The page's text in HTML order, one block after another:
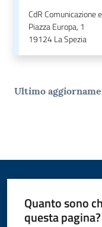
CdR Comunicazione
Piazza Europa, 1
19124La Spezia
Ultimo
Quanto sono
questa pagina?